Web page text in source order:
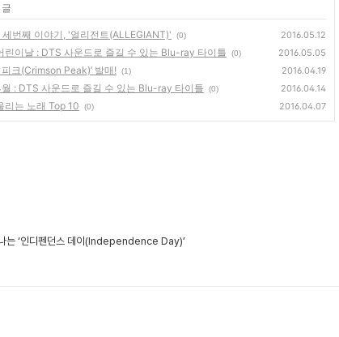
글
번째 이야기, '얼리전트(ALLEGIANT)' (0) 2016.05.12
이날 : DTS 사운드로 즐길 수 있는 Blu-ray 타이틀 (0) 2016.05.05
크(Crimson Peak)’ 발매! (1) 2016.04.19
: DTS 사운드로 즐길 수 있는 Blu-ray 타이틀 (0) 2016.04.14
리는 노래 Top 10 (0) 2016.04.07
는 ‘인디펜던스 데이(Independence Day)’